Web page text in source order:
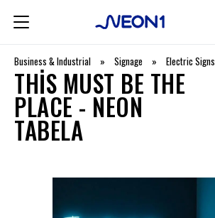
Business & Industrial » Signage » Electric Signs
THIS MUST BE THE
PLACE - NEON
TABELA